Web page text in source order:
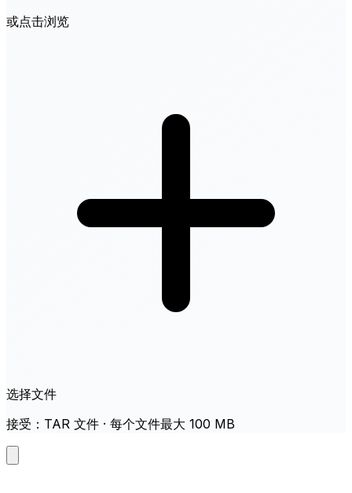
或点击浏览
选择文件
接受：TAR 文件 · 每个文件最大 100 MB